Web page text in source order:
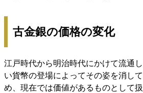
古金銀の価格の変化
江戸時代から明治時代にかけて流通
い貨幣の登場によってその姿を消し
め、現在では価値があるものとして扱